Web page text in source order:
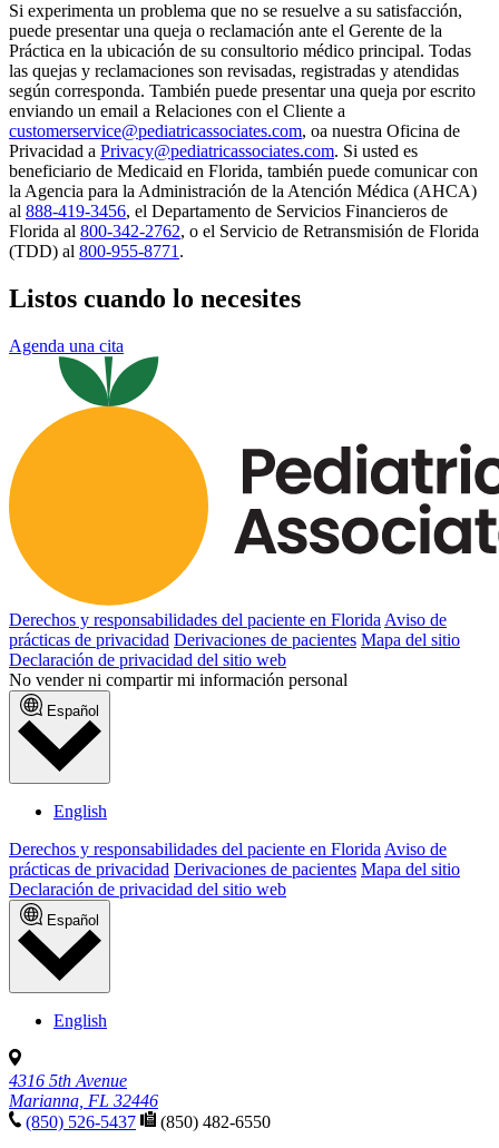
Si experimenta un problema que no se resuelve a su satisfacción,
puede presentar una queja o reclamación ante el Gerente de la
Práctica en la ubicación de su consultorio médico principal. Todas
las quejas y reclamaciones son revisadas, registradas y atendidas
según corresponda. También puede presentar una queja por escrito
enviando un email a Relaciones con el Cliente a
customerservice@pediatricassociates.com, oa nuestra Oficina de
Privacidad a Privacy@pediatricassociates.com. Si usted es
beneficiario de Medicaid en Florida, también puede comunicar con
la Agencia para la Administración de la Atención Médica (AHCA)
al 888-419-3456, el Departamento de Servicios Financieros de
Florida al 800-342-2762, o el Servicio de Retransmisión de Florida
(TDD) al 800-955-8771 .
Listos cuando lo necesites
Agenda una cita
Derechos y responsabilidades del paciente en Florida Aviso de
prácticas de privacidad Derivaciones de pacientes Mapa del sitio
Declaración de privacidad del sitio web
No vender ni compartir mi información personal
Español
English
Derechos y responsabilidades del paciente en Florida Aviso de
prácticas de privacidad Derivaciones de pacientes Mapa del sitio
Declaración de privacidad del sitio web
Español
English
4316 5th Avenue
Marianna, FL 32446
(850) 526-5437
(850) 482-6550